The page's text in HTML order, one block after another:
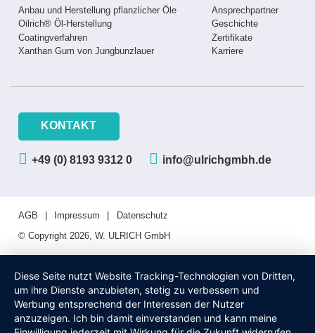
Anbau und Herstellung pflanzlicher Öle
Oilrich® Öl-Herstellung
Coatingverfahren
Xanthan Gum von Jungbunzlauer
Ansprechpartner
Geschichte
Zertifikate
Karriere
KONTAKT
+49 (0) 8193 9312 0 info@ulrichgmbh.de
AGB Impressum
Datenschutz
© Copyright 2026, W. ULRICH GmbH
Diese Seite nutzt Website Tracking-Technologien von Dritten,
um ihre Dienste anzubieten, stetig zu verbessern und
Werbung entsprechend der Interessen der Nutzer
anzuzeigen. Ich bin damit einverstanden und kann meine